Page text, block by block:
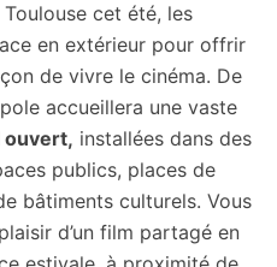
cet été, les
en extérieur pour offrir
de vivre le cinéma. De
accueillera une vaste
ouvert, installées dans des
publics, places de
bâtiments culturels. Vous
d’un film partagé en